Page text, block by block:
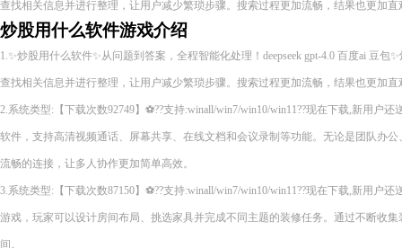
查找相关信息并进行整理，让用户减少繁琐步骤。搜索过程更加流畅，结果也更加直
炒股用什么软件游戏介绍
1.✨炒股用什么软件✨从问题到答案，全程智能化处理！deepseek gpt-4.0 百度ai 豆包
查找相关信息并进行整理，让用户减少繁琐步骤。搜索过程更加流畅，结果也更加直
2.系统类型:【下载次数92749】⚽??支持:winall/win7/win10/win11??现在下载,新用户
软件，支持高清视频通话、屏幕共享、在线文档和会议录制等功能。无论是团队办
流畅的连接，让多人协作更加简单高效。
3.系统类型:【下载次数87150】⚽??支持:winall/win7/win10/win11??现在下载,新用户
游戏，玩家可以设计房间布局、挑选家具并完成不同主题的装修任务。通过不断收
间。